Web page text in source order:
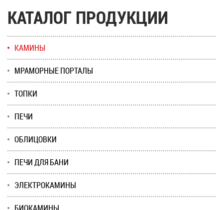
КАТАЛОГ ПРОДУКЦИИ
КАМИНЫ
МРАМОРНЫЕ ПОРТАЛЫ
ТОПКИ
ПЕЧИ
ОБЛИЦОВКИ
ПЕЧИ ДЛЯ БАНИ
ЭЛЕКТРОКАМИНЫ